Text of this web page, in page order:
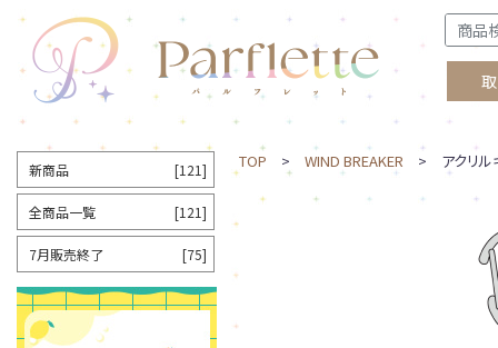
TOP > WIND BREAKER > アクリル
新商品 [121]
全商品一覧 [121]
7月販売終了 [75]